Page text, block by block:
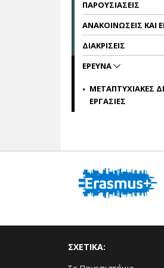
ΠΑΡΟΥΣΙΑΣΕΙΣ
ΑΝΑΚΟΙΝΩΣΕΙΣ ΚΑΙ
ΔΙΑΚΡΙΣΕΙΣ
ΕΡΕΥΝΑ
ΜΕΤΑΠΤΥΧΙΑΚΕΣ
ΕΡΓΑΣΙΕΣ
ΣΧΕΤΙΚΑ: